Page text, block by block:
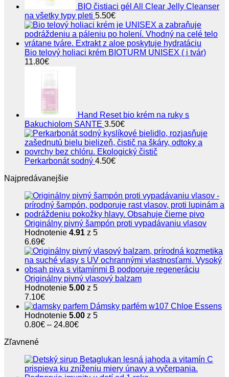
BIO čistiaci gél All Clear Jelly Cleanser
na všetky typy pleti 5.50€
Bio telový holiaci krém BIOTURM UNISEX ( i tvár)
11.80€
Hand Reset bio krém na ruky s
Bakuchiolom SANTE 3.50€
Perkarbonát sodný 4.50€
Najpredávanejšie
Originálny pivný šampón proti vypadávaniu vlasov
Hodnotenie 4.91 z 5
6.69€
Originálny pivný vlasový balzam
Hodnotenie 5.00 z 5
7.10€
Dámsky parfém w107 Chloe Essens
Hodnotenie 5.00 z 5
0.80€ – 24.80€Price
24.80€
Zľavnené